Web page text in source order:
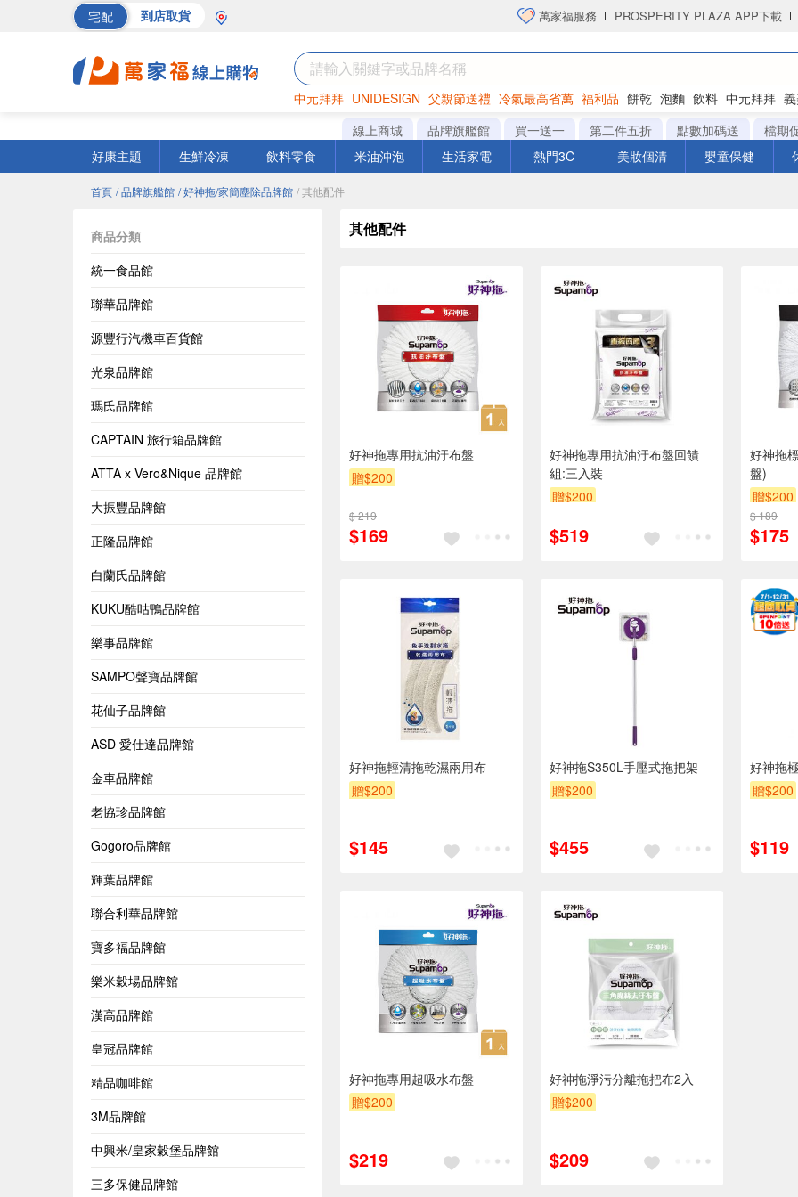
宅配 到店取貨 萬家福服務 PROSPERITY PLAZA APP下載
中元拜拜 UNIDESIGN 父親節送禮 冷氣最高省萬 福利品 餅乾 泡麵 飲料 中元拜拜
罐頭 海苔 洋芋片
線上商城 品牌旗艦館 買一送一 第二件五折 點數加碼送
檔期
好康主題
生鮮冷凍 飲料零食 米油沖泡 生活家電 熱門3C 美妝個清 嬰童保健
首頁 / 品牌旗艦館 / 好神拖/家簡塵除品牌館 / 其他配件
商品分類
統一食品館
聯華品牌館
源豐行汽機車百貨館
光泉品牌館
瑪氏品牌館
CAPTAIN 旅行箱品牌館
ATTA x Vero&Nique 品牌館
大振豐品牌館
正隆品牌館
白蘭氏品牌館
KUKU酷咕鴨品牌館
樂事品牌館
SAMPO聲寶品牌館
花仙子品牌館
ASD 愛仕達品牌館
金車品牌館
老協珍品牌館
Gogoro品牌館
輝葉品牌館
聯合利華品牌館
寶多福品牌館
樂米穀場品牌館
漢高品牌館
皇冠品牌館
精品咖啡館
3M品牌館
中興米/皇家穀堡品牌館
三多保健品牌館
其他配件
好神拖專用抗油汙布盤
贈$200
$ 219
$169
好神拖專用抗油汙布盤回饋
組:三入裝
贈$200
$519
好神拖
盤)
贈$200
$ 189
$175
好神拖輕清拖乾濕兩用布
贈$200
$145
好神拖S350L手壓式拖把架
贈$200
$455
好神拖
贈$200
$119
好神拖專用超吸水布盤
贈$200
$219
好神拖淨污分離拖把布2入
贈$200
$209